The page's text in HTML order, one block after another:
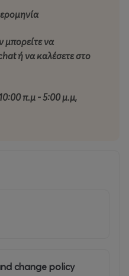
ΛΕΥΚΩΣΙΑΣ
Art, Δήμος Λευκωσίας
Πολιτισμού , Τμήμα
Οργανισμός Ο Φιλελε
The Classic Hotel, Ethimo
μπορείτε να
ή να καλέσετε στο
π.μ - 5:00 μ.μ,
change policy